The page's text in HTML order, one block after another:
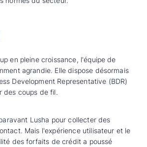
en pleine croissance, l'équipe de
agrandie. Elle dispose désormais
Development Representative (BDR)
des coups de fil.
Lusha pour collecter des
Mais l'expérience utilisateur et le
des forfaits de crédit a poussé